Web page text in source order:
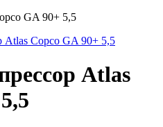
GA 90+ 5,5
Atlas